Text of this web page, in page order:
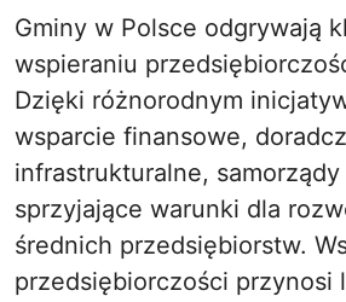
Gminy w Polsce odgrywają
wspieraniu
Dzięki różnorodnym
wsparcie finansowe,
infrastrukturalne,
sprzyjające warunki dla
średnich przedsiębiorstw.
przedsiębiorczości przynosi